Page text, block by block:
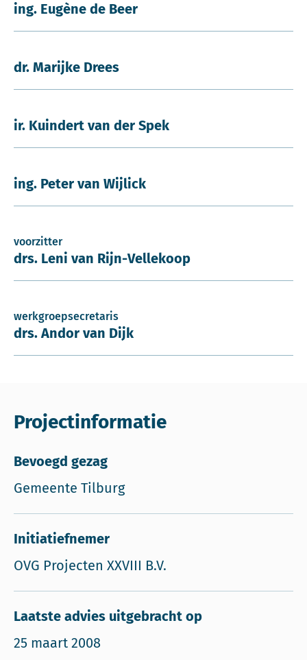
ing. Eugène de Beer
dr. Marijke Drees
ir. Kuindert van der Spek
ing. Peter van Wijlick
voorzitter
drs. Leni van Rijn-Vellekoop
werkgroepsecretaris
drs. Andor van Dijk
Projectinformatie
Bevoegd gezag
Gemeente Tilburg
Initiatiefnemer
OVG Projecten XXVIII B.V.
Laatste advies uitgebracht op
25 maart 2008